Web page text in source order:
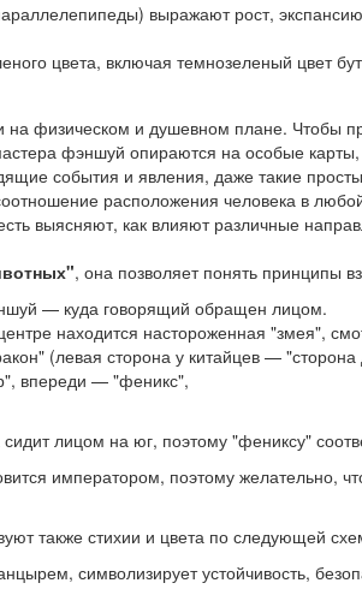
выражают рост,
цвета, включая темнозеленый цвет
на физическом и душевном плане. Чтобы
фэншуй опираются на особые
события и явления, даже такие
расположения человека в
выясняют, как влияют различные
, она позволяет понять принципы
— куда говорящий обращен лицом.
находится настороженная "змея",
(левая сторона у китайцев — "сторона
впереди — "феникс",
лицом на юг, поэтому "фениксу"
императором, поэтому желательно,
также стихии и цвета по следующей
символизирует устойчивость,